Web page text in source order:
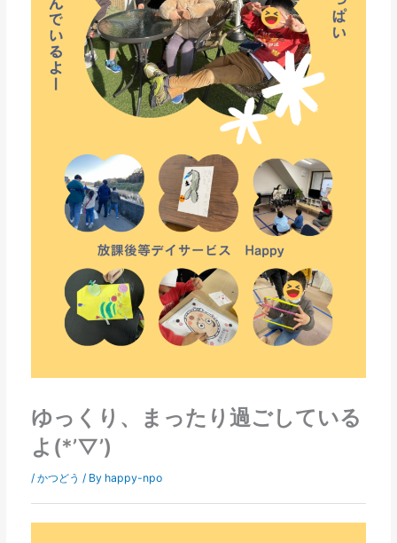
ゆっくり、まったり過ごしている
よ(*’▽’)
/ かつどう / By happy-npo